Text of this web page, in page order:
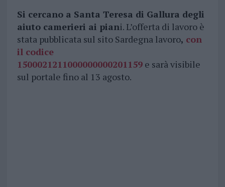
Si cercano a Santa Teresa di Gallura degli
aiuto camerieri ai piani. L’offerta di lavoro è
stata pubblicata sul sito Sardegna lavoro, con
il codice
1500021211000000000201159e sarà visibile
sul portale fino al 13 agosto.